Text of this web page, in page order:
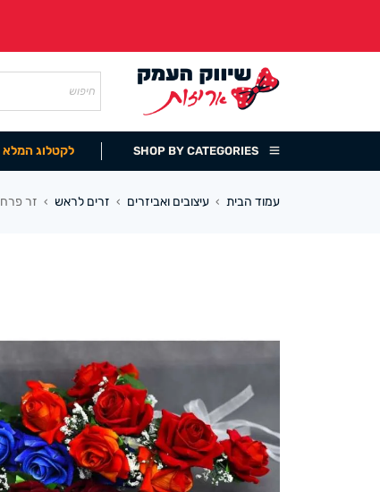
SHOP BY CATEGORIES לקטלוג המלא
עמוד הבית › עיצובים ואביזרים › זרים לראש › זר